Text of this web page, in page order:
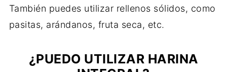
También puedes utilizar rellenos sólidos, como
pasitas, arándanos, fruta seca, etc.
¿PUEDO UTILIZAR HARINA